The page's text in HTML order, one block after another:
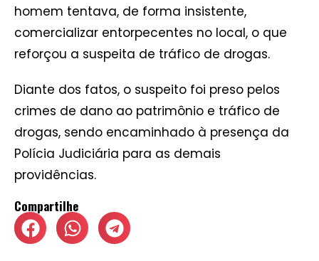
homem tentava, de forma insistente,
comercializar entorpecentes no local, o que
reforçou a suspeita de tráfico de drogas.
Diante dos fatos, o suspeito foi preso pelos
crimes de dano ao patrimônio e tráfico de
drogas, sendo encaminhado à presença da
Polícia Judiciária para as demais
providências.
Compartilhe